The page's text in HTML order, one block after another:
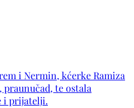
i Nermin, kćerke Ramiza
praunučad, te ostala
i prijatelji.